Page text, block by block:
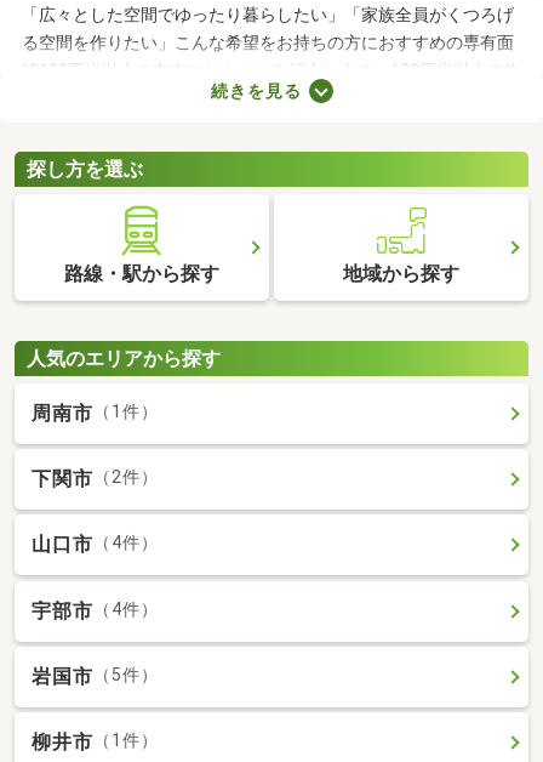
「広々とした空間でゆったり暮らしたい」「家族全員がくつろげ
る空間を作りたい」こんな希望をお持ちの方におすすめの専有面
積100平米以上の中古マンションを紹介します。100平米以上の物
件は、4人家族がゆったり暮らす広さとして最適。立地や物件設
てくださいね。
続きを見る
探し方を選ぶ
路線・駅から探す 地域から探す
人気のエリアから探す
周南市 （1件）
下関市 （2件）
山口市 （4件）
宇部市 （4件）
岩国市 （5件）
柳井市 （1件）